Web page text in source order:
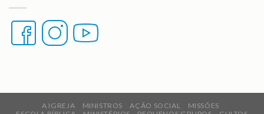
A IGREJA MINISTROS AÇÃO SOCIAL
MISSÕES